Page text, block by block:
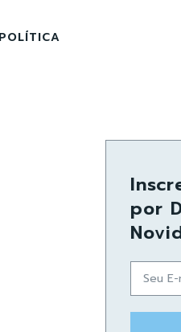
POLÍTICA
por